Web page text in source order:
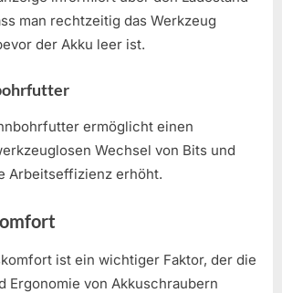
man rechtzeitig das Werkzeug
der Akku leer ist.
ermöglicht einen
Wechsel von Bits und
Arbeitseffizienz erhöht.
ist ein wichtiger Faktor, der die
Ergonomie von Akkuschraubern